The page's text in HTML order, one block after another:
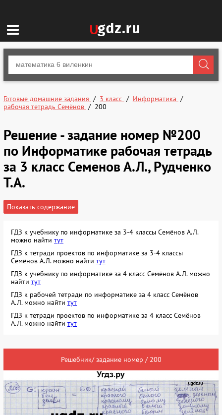
Готовые домашние задания 3 класс
Информатика
рабочая тетрадь Семёнов
200
Решение - задание номер №200
по Информатике рабочая тетрадь
за 3 класс Семенов А.Л., Рудченко
Т.А.
Показать содержание
ГДЗ к учебнику по информатике за 3-4 классы Семёнов А.Л.
можно найти тут
ГДЗ к тетради проектов по информатике за 3-4 классы
Семёнов А.Л. можно найти тут
ГДЗ к учебнику по информатике за 4 класс Семёнов А.Л. можно
найти тут
ГДЗ к рабочей тетради по информатике за 4 класс Семёнов
А.Л. можно найти тут
ГДЗ к тетради проектов по информатике за 4 класс Семёнов
А.Л. можно найти тут
Решебник/ задание номер / 200